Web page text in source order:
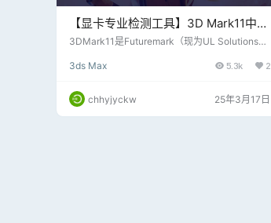
【显卡专业检测工具】3D Mark11中文
破解版，亲测功能正常，片尾附分享地
3DMark11是Futuremark（现为UL Solutions）
的图形处理性能。它的最新版本是3DMark，支
2、Vulkan 等；（如遇重复软件工具，因更新周
期改变，以最新发布软件工具为准，之前发布的
工具逐渐隐退） 下列为文本详细安装教程： 安
3ds Max 5.3k 2
chhyjyckw 25年3月17日